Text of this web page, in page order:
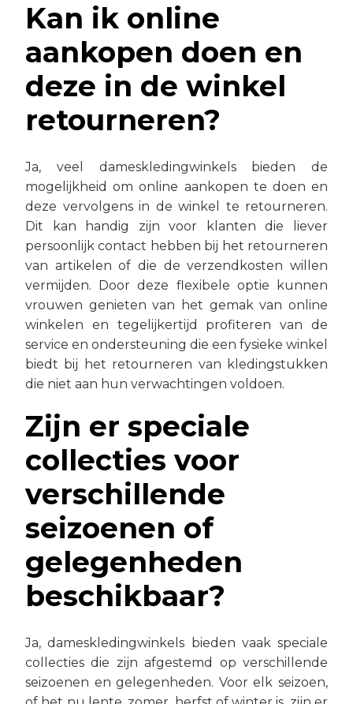
Kan ik online
aankopen doen en
deze in de winkel
retourneren?
Ja, veel dameskledingwinkels bieden de
mogelijkheid om online aankopen te doen en
deze vervolgens in de winkel te retourneren.
Dit kan handig zijn voor klanten die liever
persoonlijk contact hebben bij het retourneren
van artikelen of die de verzendkosten willen
vermijden. Door deze flexibele optie kunnen
vrouwen genieten van het gemak van online
winkelen en tegelijkertijd profiteren van de
service en ondersteuning die een fysieke winkel
biedt bij het retourneren van kledingstukken
die niet aan hun verwachtingen voldoen.
Zijn er speciale
collecties voor
verschillende
seizoenen of
gelegenheden
beschikbaar?
Ja, dameskledingwinkels bieden vaak speciale
collecties die zijn afgestemd op verschillende
seizoenen en gelegenheden. Voor elk seizoen,